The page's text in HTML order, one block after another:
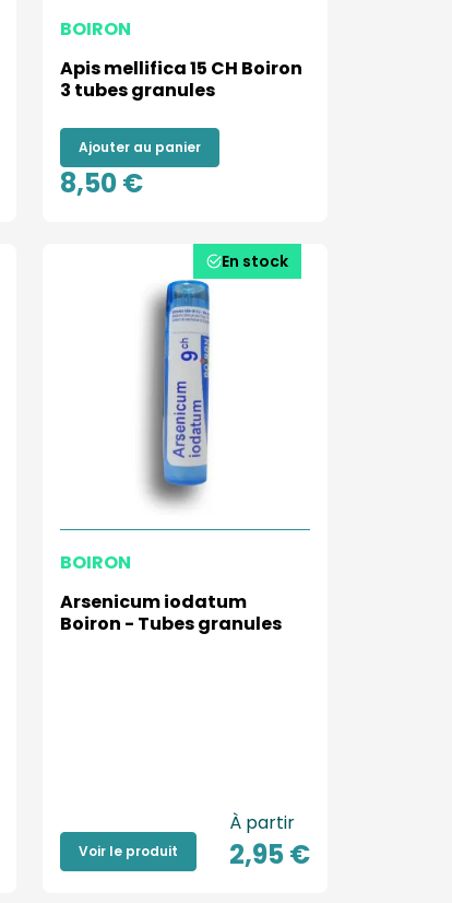
BOIRON
Apis mellifica 15 CH Boiron
3 tubes granules
Ajouter au panier
8,50 €
En stock
BOIRON
Arsenicum iodatum
Boiron - Tubes granules
Voir le produit
À partir
2,95 €